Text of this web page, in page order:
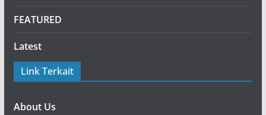
FEATURED
Latest
Link Terkait
About Us